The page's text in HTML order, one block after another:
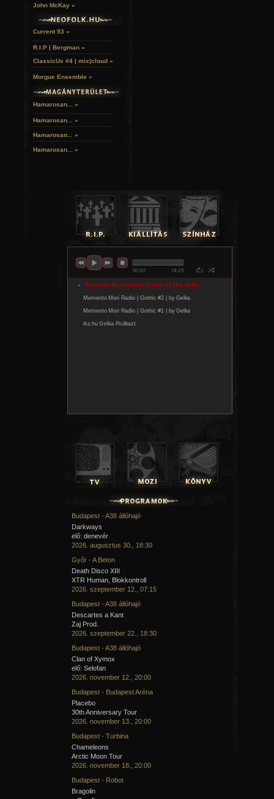
John McKay »
Current 93 »
R.I.P | Bergman »
ClassicUs #4 | mix|cloud »
Morgue Ensemble »
Hamarosan... »
Hamarosan... »
Hamarosan... »
Hamarosan... »
Budapest - A38 állóhajó
Darkways
elő: denevér
2026. augusztus 30., 18:30
Győr - A Beton
Death Disco XIII
XTR Human, Blokkontroll
2026. szeptember 12., 07:15
Budapest - A38 állóhajó
Descartes a Kant
Zaj Prod.
2026. szeptember 22., 18:30
Budapest - A38 állóhajó
Clan of Xymox
elő: Selofan
2026. november 12., 20:00
Budapest - Budapest Aréna
Placebo
30th Anniversary Tour
2026. november 13., 20:00
Budapest - Turbina
Chameleons
Arctic Moon Tour
2026. november 18., 20:00
Budapest - Robot
Bragolin